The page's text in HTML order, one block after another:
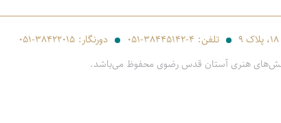
تلفن: ۰۵۱-۳۸۴۴۵۱۴۲-۴ دورنگار: ۰۵۱-۳۸۴۲۲۰۱۵
هنری آستان قدس رضوی محفوظ می‌باشد.